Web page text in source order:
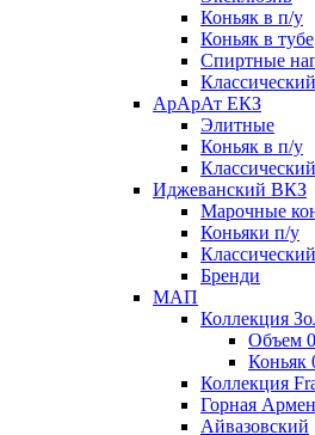
Коньяк в п/у
Коньяк в тубе
Спиртные
АрАрАт ЕКЗ
Элитные
Коньяк в п/у
Иджеванский ВКЗ
Марочные
Коньяки п/у
Бренди
МАП
Коллекция
Объем
Коньяк
Коллекция
Горная
Айвазовский